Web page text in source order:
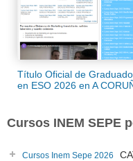
Título Oficial de Graduado
en ESO 2026 en A
Cursos INEM SEPE
Cursos Inem Sepe 2026